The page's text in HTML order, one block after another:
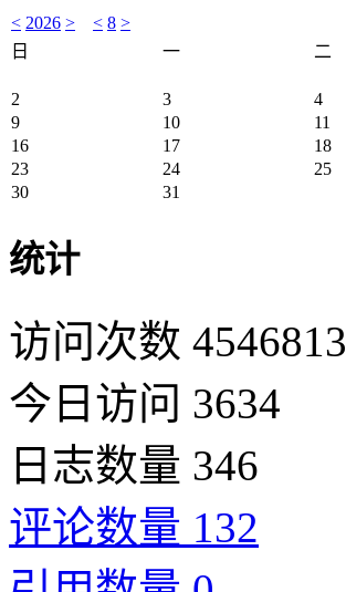
< 2026 > < 8 >
日
一 二
2 3 4
9
10 11
16
17 18
23
24 25
30
31
统计
访问次数 4546813
今日访问 3634
日志数量 346
评论数量 132